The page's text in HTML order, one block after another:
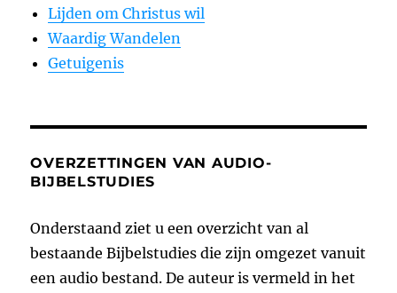
Lijden om Christus wil
Waardig Wandelen
Getuigenis
OVERZETTINGEN VAN AUDIO-
BIJBELSTUDIES
Onderstaand ziet u een overzicht van al
bestaande Bijbelstudies die zijn omgezet vanuit
een audio bestand. De auteur is vermeld in het